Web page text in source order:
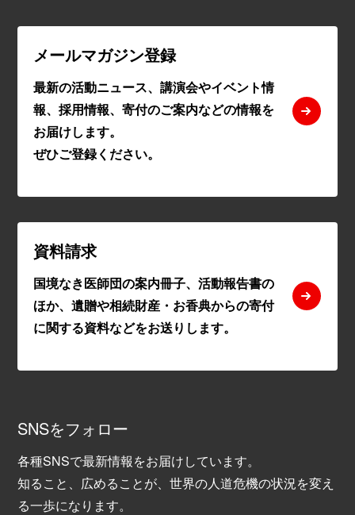
メールマガジン登録
最新の活動ニュース、講演会やイベント情
報、採用情報、寄付のご案内などの情報を
お届けします。
ぜひご登録ください。
資料請求
国境なき医師団の案内冊子、活動報告書の
ほか、遺贈や相続財産・お香典からの寄付
に関する資料などをお送りします。
SNSをフォロー
各種SNSで最新情報をお届けしています。
知ること、広めることが、世界の人道危機の状況を変え
る一歩になります。